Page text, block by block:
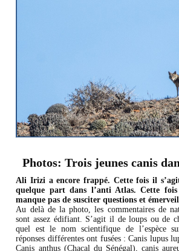
Photos: Trois jeunes canis
Ali Irizi a encore frappé. Cette fois il
quelque part dans l’anti Atlas. Cette
manque pas de susciter questions et
Au delà de la photo, les commentaires de
sont assez édifiant. S’agit il de loups ou de
quel est le nom scientifique de l’espèce
réponses différentes ont fusées : Canis lupus
Canis anthus (Chacal du Sénégal), canis